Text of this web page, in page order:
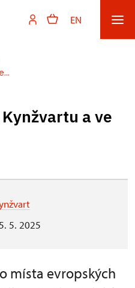
EN
a ve
5. 2025
místa evropských